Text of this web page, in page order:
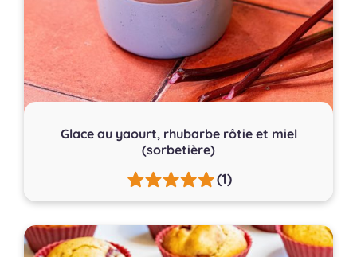
Glace au yaourt, rhubarbe rôtie et miel
(sorbetière)
(1)